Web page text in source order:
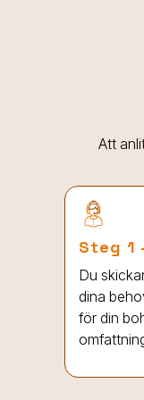
Att
Steg 1
Du
dina
för din